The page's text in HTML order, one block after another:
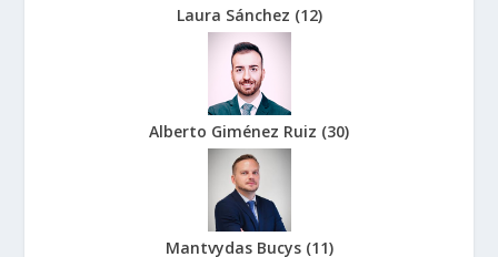
Laura Sánchez (12)
Alberto Giménez Ruiz (30)
Mantvydas Bucys (11)